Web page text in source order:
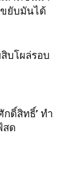
ยับมันได้
บโผล่รอบ
ดิ์สิทธิ์’ ทำ
สด